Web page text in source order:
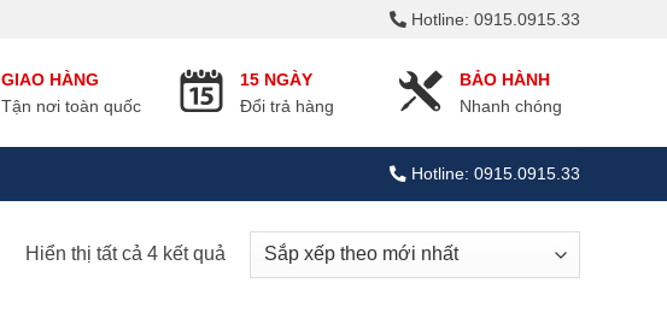
Hotline: 0915.0915.33
GIAO HÀNG
Tận nơi toàn quốc
15 NGÀY
Đổi trả hàng
BẢO HÀNH
Nhanh chóng
Hotline: 0915.0915.33
Hiển thị tất cả 4 kết quảĐã
sắp